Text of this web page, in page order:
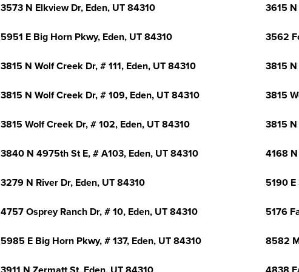
3573 N Elkview Dr, Eden, UT 84310 3615
5951 E Big Horn Pkwy, Eden, UT 84310 3562
3815 N Wolf Creek Dr, # 111, Eden, UT 84310 3815
3815 N Wolf Creek Dr, # 109, Eden, UT 84310 3815
3815 Wolf Creek Dr, # 102, Eden, UT 84310 3815
3840 N 4975th St E, # A103, Eden, UT 84310 4168
3279 N River Dr, Eden, UT 84310 5190
4757 Osprey Ranch Dr, # 10, Eden, UT 84310 5176
5985 E Big Horn Pkwy, # 137, Eden, UT 84310 8582